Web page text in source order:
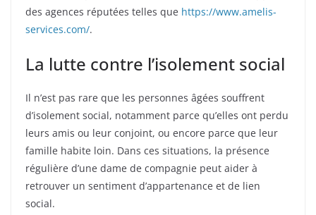
des agences réputées telles que https://www.amelis-
services.com/.
La lutte contre l’isolement social
Il n’est pas rare que les personnes âgées souffrent
d’isolement social, notamment parce qu’elles ont perdu
leurs amis ou leur conjoint, ou encore parce que leur
famille habite loin. Dans ces situations, la présence
régulière d’une dame de compagnie peut aider à
retrouver un sentiment d’appartenance et de lien
social.